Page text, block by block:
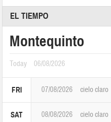
EL TIEMPO
Montequinto
Today 06/08/2026
FRI 07/08/2026 cielo claro
SAT 08/08/2026 cielo claro